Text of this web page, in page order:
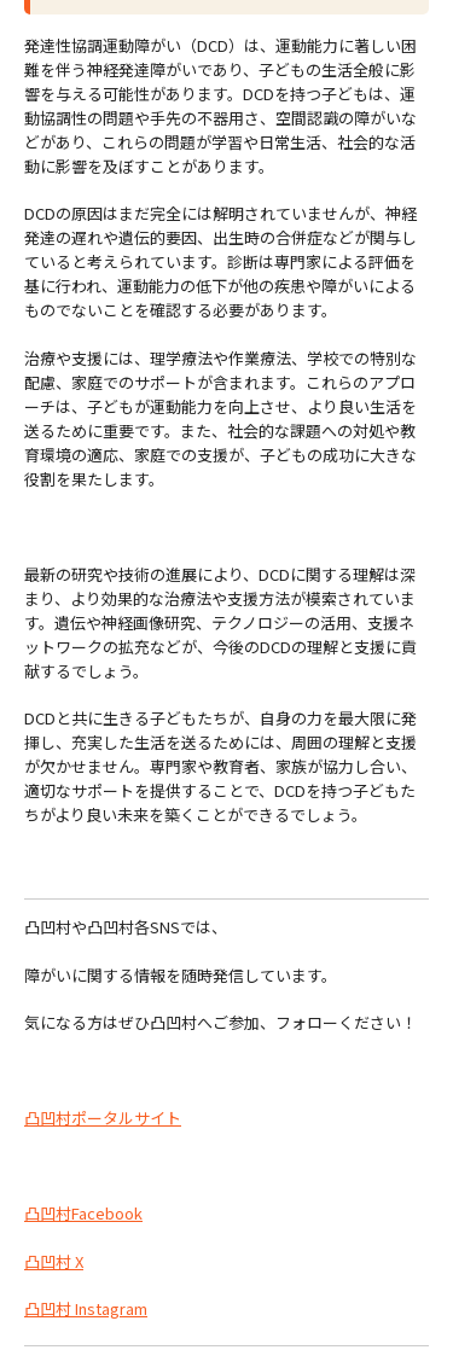
発達性協調運動障がい（DCD）は、運動能力に著しい困
難を伴う神経発達障がいであり、子どもの生活全般に影
響を与える可能性があります。DCDを持つ子どもは、運
動協調性の問題や手先の不器用さ、空間認識の障がいな
どがあり、これらの問題が学習や日常生活、社会的な活
動に影響を及ぼすことがあります。
DCDの原因はまだ完全には解明されていませんが、神経
発達の遅れや遺伝的要因、出生時の合併症などが関与し
ていると考えられています。診断は専門家による評価を
基に行われ、運動能力の低下が他の疾患や障がいによる
ものでないことを確認する必要があります。
治療や支援には、理学療法や作業療法、学校での特別な
配慮、家庭でのサポートが含まれます。これらのアプロ
ーチは、子どもが運動能力を向上させ、より良い生活を
送るために重要です。また、社会的な課題への対処や教
育環境の適応、家庭での支援が、子どもの成功に大きな
役割を果たします。
最新の研究や技術の進展により、DCDに関する理解は深
まり、より効果的な治療法や支援方法が模索されていま
す。遺伝や神経画像研究、テクノロジーの活用、支援ネ
ットワークの拡充などが、今後のDCDの理解と支援に貢
献するでしょう。
DCDと共に生きる子どもたちが、自身の力を最大限に発
揮し、充実した生活を送るためには、周囲の理解と支援
が欠かせません。専門家や教育者、家族が協力し合い、
適切なサポートを提供することで、DCDを持つ子どもた
ちがより良い未来を築くことができるでしょう。
凸凹村や凸凹村各SNSでは、
障がいに関する情報を随時発信しています。
気になる方はぜひ凸凹村へご参加、フォローください！
凸凹村ポータルサイト
凸凹村Facebook
凸凹村 X
凸凹村 Instagram